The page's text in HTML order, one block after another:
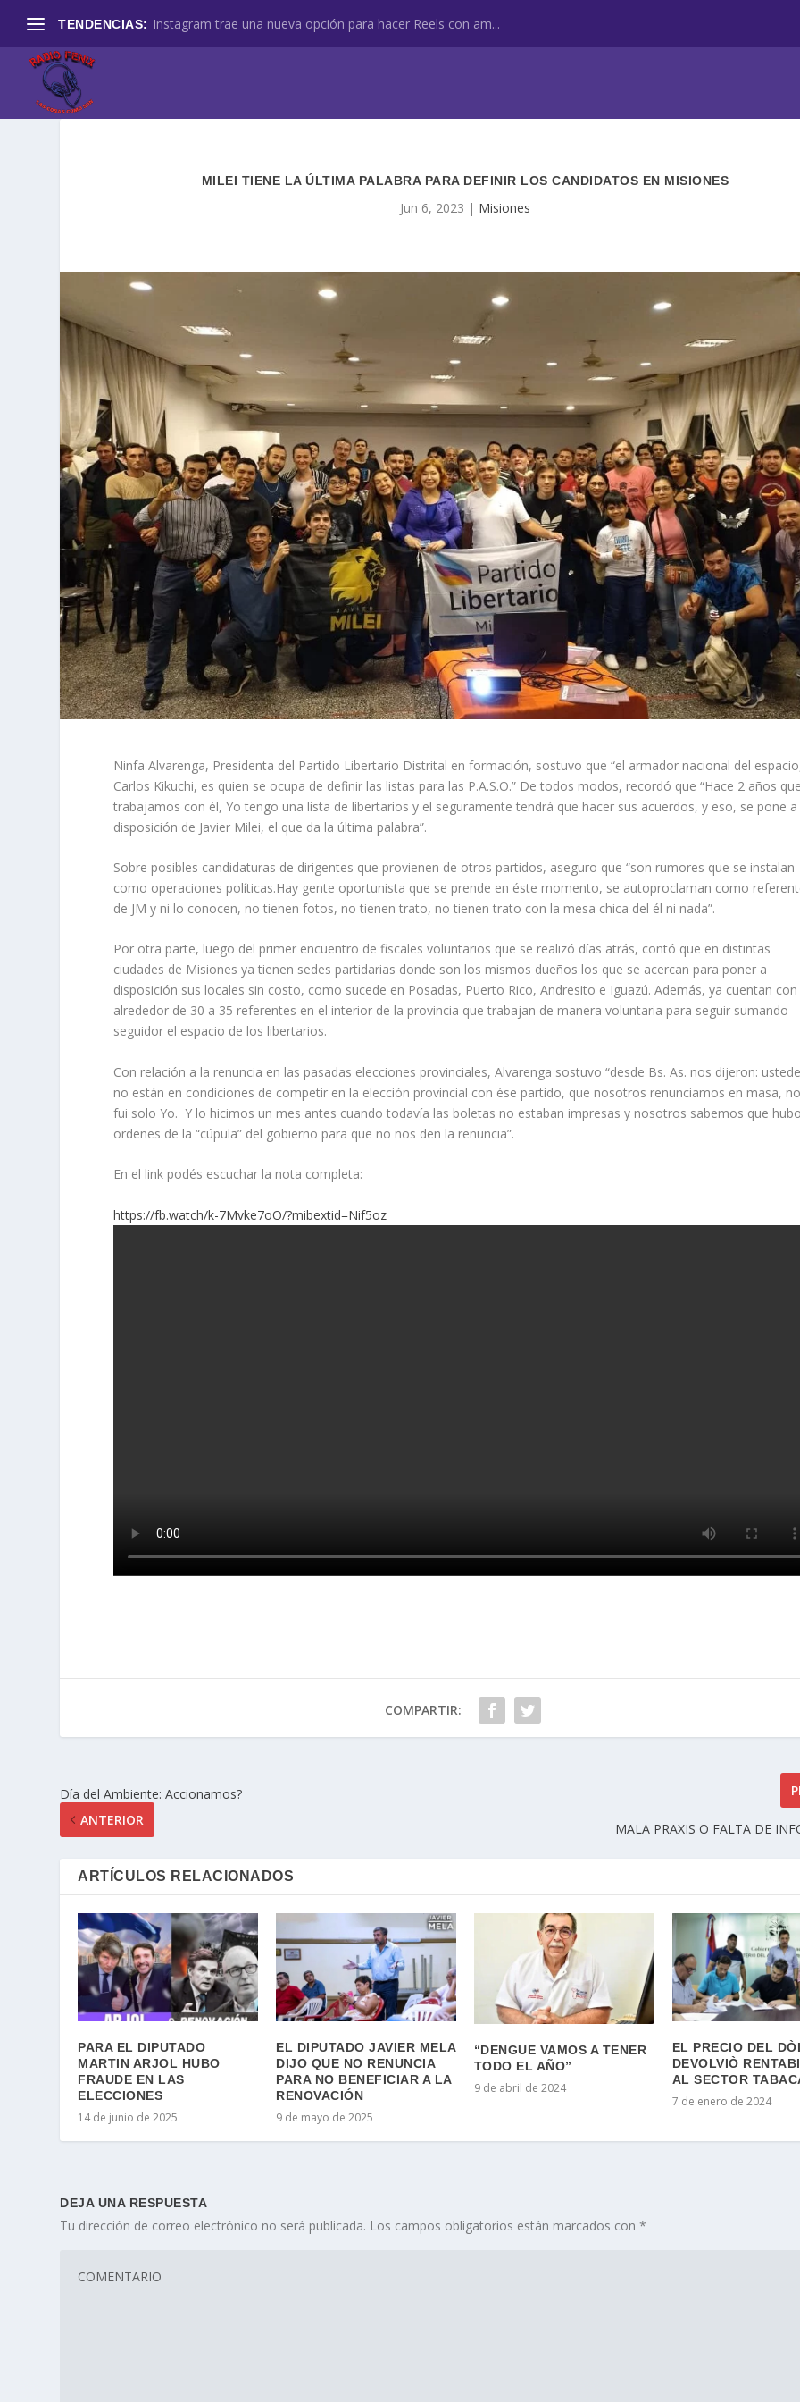
TENDENCIAS: Instagram trae una nueva opción para hacer Reels con am...
MILEI TIENE LA ÚLTIMA PALABRA PARA DEFINIR LOS CANDIDATOS EN MISIONES
Jun 6, 2023 | Misiones
Ninfa Alvarenga, Presidenta del Partido Libertario Distrital en formación, sostuvo que “el armador nacional del
Carlos Kikuchi, es quien se ocupa de definir las listas para las P.A.S.O.” De todos modos, recordó que “Hace 2 años que
trabajamos con él, Yo tengo una lista de libertarios y el seguramente tendrá que hacer sus acuerdos, y eso, se pone a
disposición de Javier Milei, el que da la última palabra”.
Sobre posibles candidaturas de dirigentes que provienen de otros partidos, aseguro que “son rumores que se instalan
como operaciones políticas.Hay gente oportunista que se prende en éste momento, se autoproclaman como
de JM y ni lo conocen, no tienen fotos, no tienen trato, no tienen trato con la mesa chica del él ni nada”.
Por otra parte, luego del primer encuentro de fiscales voluntarios que se realizó días atrás, contó que en distintas
ciudades de Misiones ya tienen sedes partidarias donde son los mismos dueños los que se acercan para poner a
disposición sus locales sin costo, como sucede en Posadas, Puerto Rico, Andresito e Iguazú. Además, ya cuentan con
alrededor de 30 a 35 referentes en el interior de la provincia que trabajan de manera voluntaria para seguir sumando
seguidor el espacio de los libertarios.
Con relación a la renuncia en las pasadas elecciones provinciales, Alvarenga sostuvo “desde Bs. As. nos dijeron:
no están en condiciones de competir en la elección provincial con ése partido, que nosotros renunciamos en masa, no
fui solo Yo. Y lo hicimos un mes antes cuando todavía las boletas no estaban impresas y nosotros sabemos que hubo
ordenes de la “cúpula” del gobierno para que no nos den la renuncia”.
En el link podés escuchar la nota completa:
https://fb.watch/k-7Mvke7oO/?mibextid=Nif5oz
COMPARTIR:
Día del Ambiente: Accionamos?
ANTERIOR
MALA PRAXIS O FALTA DE
ARTÍCULOS RELACIONADOS
PARA EL DIPUTADO
MARTIN ARJOL HUBO
FRAUDE EN LAS
ELECCIONES
14 de junio de 2025
EL DIPUTADO JAVIER MELA
DIJO QUE NO RENUNCIA
PARA NO BENEFICIAR A LA
RENOVACIÓN
9 de mayo de 2025
“DENGUE VAMOS A TENER
TODO EL AÑO”
9 de abril de 2024
EL PRECIO DEL
DEVOLVIÒ
AL SECTOR
7 de enero de 2024
DEJA UNA RESPUESTA
Tu dirección de correo electrónico no será publicada. Los campos obligatorios están marcados con*